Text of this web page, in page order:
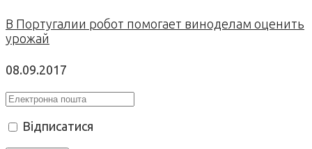
В Португалии робот помогает виноделам оценить
урожай
08.09.2017
Відписатися